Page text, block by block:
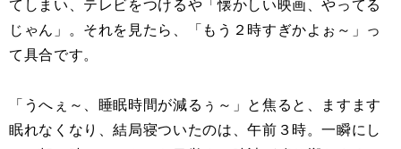
てしまい、テレビをつけるや「懐かしい映画、やってる
じゃん」。それを見たら、「もう２時すぎかよぉ～」っ
て具合です。
「うへぇ～、睡眠時間が減るぅ～」と焦ると、ますます
眠れなくなり、結局寝ついたのは、午前３時。一瞬にし